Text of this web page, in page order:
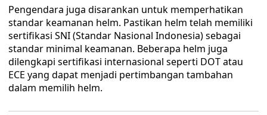
Pengendara juga disarankan untuk memperhatikan
standar keamanan helm. Pastikan helm telah memiliki
sertifikasi SNI (Standar Nasional Indonesia) sebagai
standar minimal keamanan. Beberapa helm juga
dilengkapi sertifikasi internasional seperti DOT atau
ECE yang dapat menjadi pertimbangan tambahan
dalam memilih helm.